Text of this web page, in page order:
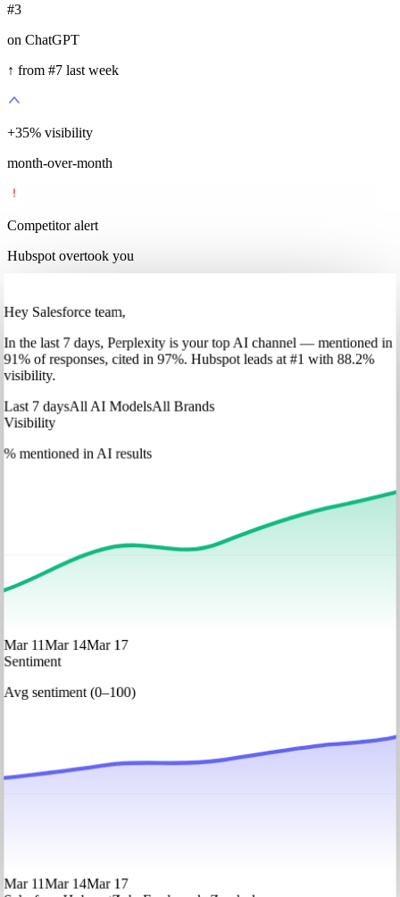
#3
on ChatGPT
↑ from #7 last week
+35% visibility
month-over-month
Competitor alert
Hubspot overtook you
Hey Salesforce team,
Inthe last 7 days, Perplexityis your top AI channel — mentioned in
91% of responses, cited in 97%. Hubspotleads at #1 with 88.2%
visibility.
Last 7 daysAll AI ModelsAll Brands
Visibility
% mentioned in AI results
Mar 11Mar 14Mar 17
Sentiment
Avg sentiment (0–100)
Mar 11Mar 14Mar 17